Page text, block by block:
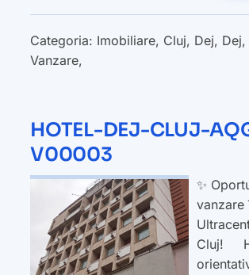
Categoria: Imobiliare, Cluj, Dej, Dej,
Vanzare,
HOTEL-DEJ-CLUJ-
V00003
✨
vanzare
Cluj!